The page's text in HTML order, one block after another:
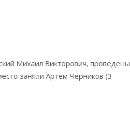
Михаил Викторович, проведены
заняли Артём Черников (3